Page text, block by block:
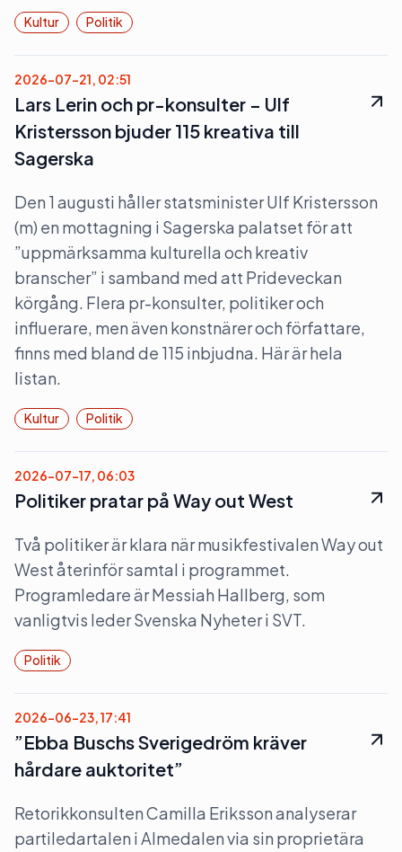
Kultur Politik
2026-07-21, 02:51
Lars Lerin och pr-konsulter – Ulf
Kristersson bjuder 115 kreativa till
Sagerska
Den 1 augusti håller statsminister Ulf Kristersson
(m) en mottagning i Sagerska palatset för att
”uppmärksamma kulturella och kreativ
branscher” i samband med att Prideveckan
körgång. Flera pr-konsulter, politiker och
influerare, men även konstnärer och författare,
finns med bland de 115 inbjudna. Här är hela
listan.
Kultur Politik
2026-07-17, 06:03
Politiker pratar på Way out West
Två politiker är klara när musikfestivalen Way out
West återinför samtal i programmet.
Programledare är Messiah Hallberg, som
vanligtvis leder Svenska Nyheter i SVT.
Politik
2026-06-23, 17:41
”Ebba Buschs Sverigedröm kräver
hårdare auktoritet”
Retorikkonsulten Camilla Eriksson analyserar
partiledartalen i Almedalen via sin proprietära